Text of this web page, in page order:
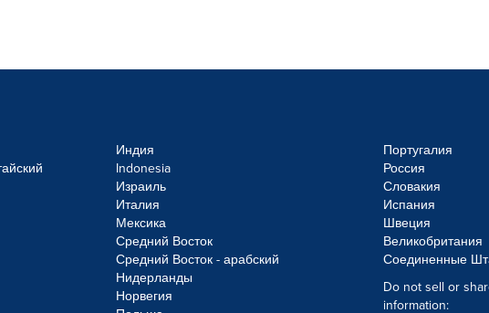
Индия
Indonesia
Израиль
Италия
Мексика
Средний Восток
Средний Восток - арабский
Нидерланды
Норвегия
Португалия
Россия
Словакия
Испания
Швеция
Великобритания
Соединенные
Do not sell or
information: